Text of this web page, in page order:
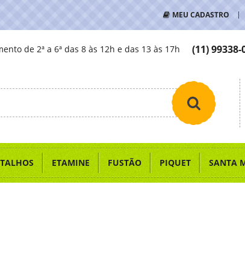
MEU CADASTRO
(11)99338-
de 2ª a 6ª das 8 às 12h e das 13 às 17h
ETAMINE FUSTÃO PIQUET SANTA